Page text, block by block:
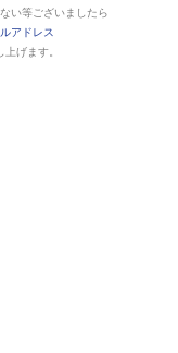
い等ございましたら
アドレス
げます。